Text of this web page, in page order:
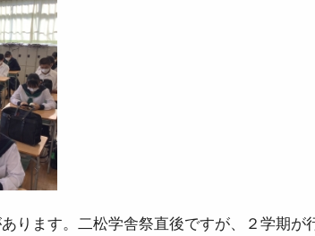
ります。二松学舎祭直後ですが、２学期が